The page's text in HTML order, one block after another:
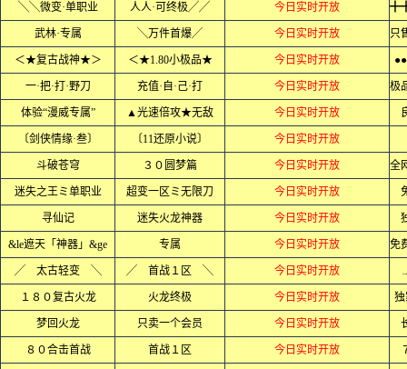
╲╲微变·单职业 人人·可终极╱╱ 今日实时开放
武林·专属 ╲万件首爆╱ 今日实时开放
＜★复古战神★＞ ＜★1.80小极品★ 今日实时开放
一·把·打·野刀 充值·自·己·打 今日实时开放
体验“漫威专属” ▲光速倍攻★无敌 今日实时开放
〔剑侠情缘·叁〕 〔11还原小说〕 今日实时开放
斗破苍穹 ３０圆梦篇 今日实时开放
迷失之王ミ单职业 超变一区ミ无限刀 今日实时开放
寻仙记 迷失火龙神器 今日实时开放
&le遮天「神器」&ge 专属 今日实时开放
╱ 太古轻变 ╲ ╱ 首战１区 ╲ 今日实时开放
１８０复古火龙 火龙终极 今日实时开放
梦回火龙 只卖一个会员 今日实时开放
８０合击首战 首战１区 今日实时开放